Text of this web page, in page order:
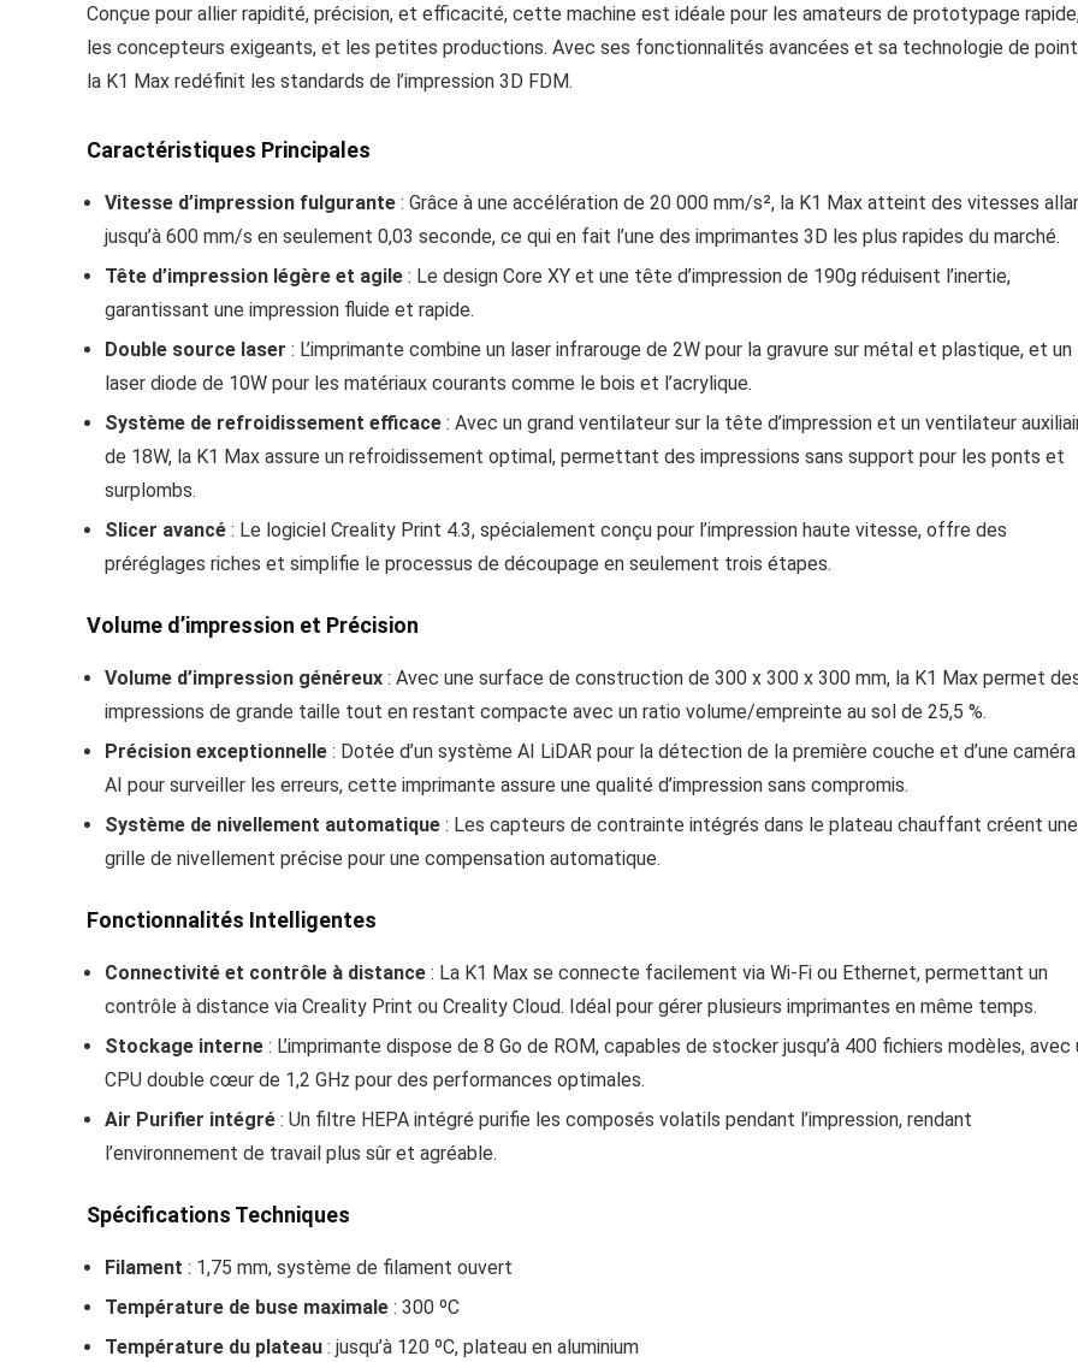
Conçue pour allier rapidité, précision, et efficacité, cette machine est idéale pour les amateurs de prototypage
les concepteurs exigeants, et les petites productions. Avec ses fonctionnalités avancées et sa technologie de
la K1 Max redéfinit les standards de l’impression 3D FDM.
Caractéristiques Principales
Vitesse d’impression fulgurante : Grâce à une accélération de 20 000 mm/s², la K1 Max atteint des vitesses
jusqu’à 600 mm/s en seulement 0,03 seconde, ce qui en fait l’une des imprimantes 3D les plus rapides du marché.
Tête d’impression légère et agile : Le design Core XY et une tête d’impression de 190g réduisent l’inertie,
garantissant une impression fluide et rapide.
Double source laser : L’imprimante combine un laser infrarouge de 2W pour la gravure sur métal et plastique, et un
laser diode de 10W pour les matériaux courants comme le bois et l’acrylique.
Système de refroidissement efficace : Avec un grand ventilateur sur la tête d’impression et un ventilateur
de 18W, la K1 Max assure un refroidissement optimal, permettant des impressions sans support pour les ponts et
surplombs.
Slicer avancé : Le logiciel Creality Print 4.3, spécialement conçu pour l’impression haute vitesse, offre des
préréglages riches et simplifie le processus de découpage en seulement trois étapes.
Volume d’impression et Précision
Volume d’impression généreux : Avec une surface de construction de 300 x 300 x 300 mm, la K1 Max permet
impressions de grande taille tout en restant compacte avec un ratio volume/empreinte au sol de 25,5 %.
Précision exceptionnelle : Dotée d’un système AI LiDAR pour la détection de la première couche et d’une caméra
AI pour surveiller les erreurs, cette imprimante assure une qualité d’impression sans compromis.
Système de nivellement automatique : Les capteurs de contrainte intégrés dans le plateau chauffant créent une
grille de nivellement précise pour une compensation automatique.
Fonctionnalités Intelligentes
Connectivité et contrôle à distance : La K1 Max se connecte facilement via Wi-Fi ou Ethernet, permettant un
contrôle à distance via Creality Print ou Creality Cloud. Idéal pour gérer plusieurs imprimantes en même temps.
Stockage interne : L’imprimante dispose de 8 Go de ROM, capables de stocker jusqu’à 400 fichiers modèles, avec
CPU double cœur de 1,2 GHz pour des performances optimales.
Air Purifier intégré : Un filtre HEPA intégré purifie les composés volatils pendant l’impression, rendant
l’environnement de travail plus sûr et agréable.
Spécifications Techniques
Filament : 1,75 mm, système de filament ouvert
Température de buse maximale : 300 ºC
Température du plateau : jusqu’à 120 ºC, plateau en aluminium